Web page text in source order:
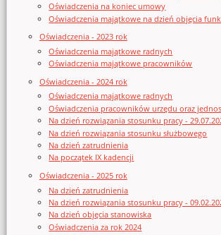
Oświadczenia na koniec umowy
Oświadczenia majątkowe na dzień objęcia
Oświadczenia - 2023 rok
Oświadczenia majątkowe radnych
Oświadczenia majątkowe pracowników
Oświadczenia - 2024 rok
Oświadczenia majątkowe radnych
Oświadczenia pracowników urzędu oraz
Na dzień rozwiązania stosunku pracy -
Na dzień rozwiązania stosunku służbowego
Na dzień zatrudnienia
Na początek IX kadencji
Oświadczenia - 2025 rok
Na dzień zatrudnienia
Na dzień rozwiązania stosunku pracy -
Na dzień objęcia stanowiska
Oświadczenia za rok 2024